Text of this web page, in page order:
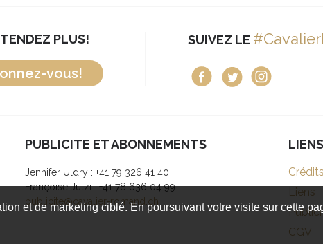
PLUS!
vous!
SUIVEZ LE
PUBLICITE ET ABONNEMENTS
Jennifer Uldry : +41 79 326 41 40
Françoise Jutzi : +41 78 636 04 99
publicite@cavalier-romand.ch
Crédits
Liens
CGV
et de marketing ciblé. En poursuivant votre visite sur cette